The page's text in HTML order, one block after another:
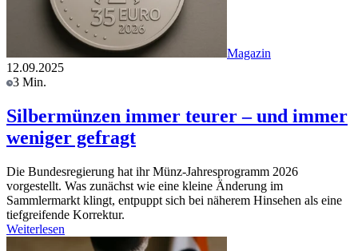
Magazin
12.09.2025
3 Min.
Silbermünzen immer teurer – und immer
weniger gefragt
Die Bundesregierung hat ihr Münz-Jahresprogramm 2026
vorgestellt. Was zunächst wie eine kleine Änderung im
Sammlermarkt klingt, entpuppt sich bei näherem Hinsehen als eine
tiefgreifende Korrektur.
Weiterlesen